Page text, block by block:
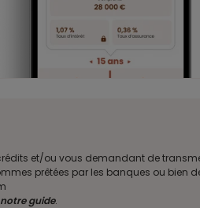
et/ou vous demandant de
prêtées par les banques ou bien
guide.